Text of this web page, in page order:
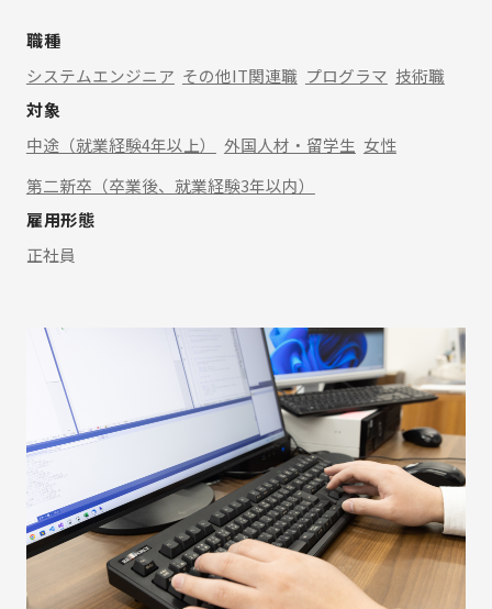
職種
システムエンジニア その他IT関連職 プログラマ 技術職
対象
中途（就業経験4年以上）
外国人材・留学生 女性
第二新卒（卒業後、就業経験3年以内）
雇用形態
正社員